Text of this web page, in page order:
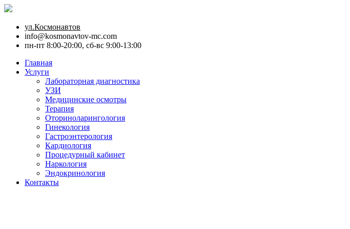
ул.Космонавтов
info@kosmonavtov-mc.com
пн-пт 8:00-20:00, сб-вс 9:00-13:00
Главная
Услуги
Лабораторная диагностика
УЗИ
Медицинские осмотры
Терапия
Оториноларингология
Гинекология
Гастроэнтерология
Кардиология
Процедурный кабинет
Наркология
Эндокринология
Контакты